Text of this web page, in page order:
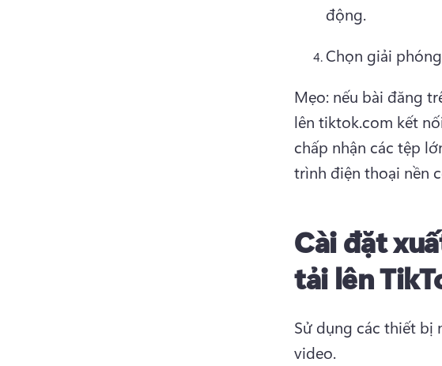
động.
Chọn giải
Mẹo: nếu bài đăng
lên tiktok.com kết
chấp nhận các tệp
trình điện thoại nền
Cài đặt
tải lên
Sử dụng các thiết bị
video.